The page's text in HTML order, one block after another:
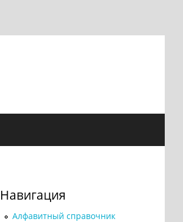
Навигация
Алфавитный справочник